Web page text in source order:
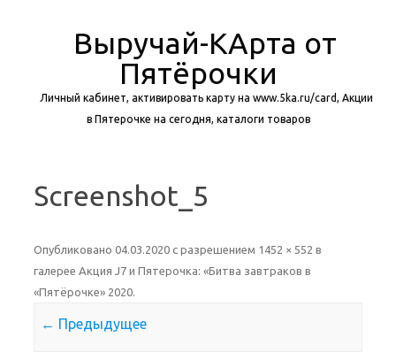
Выручай-КАрта от
Пятёрочки
Личный кабинет, активировать карту на www.5ka.ru/card, Акции
в Пятерочке на сегодня, каталоги товаров
Screenshot_5
Опубликовано 04.03.2020 с разрешением 1452 × 552 в
галерее Акция J7 и Пятерочка: «Битва завтраков в
«Пятёрочке» 2020.
← Предыдущее